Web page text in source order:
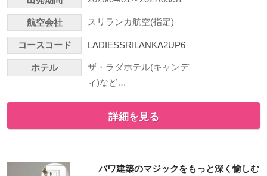
航空会社 スリランカ航空(指定)
コースコード LADIESSRILANKA2UP6
ホテル
ザ・ラダホテル(キャンデ
ィ)など…
詳細を見る
バワ建築のマジックをもっと深く愉しむ